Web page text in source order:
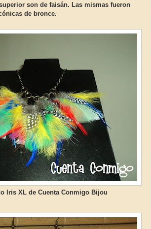
son de faisán. Las mismas fueron
de bronce.
Iris XL de Cuenta Conmigo Bijou